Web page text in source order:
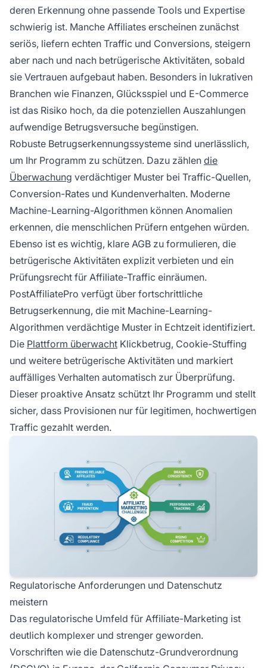
deren Erkennung ohne passende Tools und Expertise
schwierig ist. Manche Affiliates erscheinen zunächst
seriös, liefern echten Traffic und Conversions, steigern
aber nach und nach betrügerische Aktivitäten, sobald
sie Vertrauen aufgebaut haben. Besonders in lukrativen
Branchen wie Finanzen, Glücksspiel und E-Commerce
ist das Risiko hoch, da die potenziellen Auszahlungen
aufwendige Betrugsversuche begünstigen.
Robuste Betrugserkennungssysteme sind unerlässlich,
um Ihr Programm zu schützen. Dazu zählen die
Überwachung verdächtiger Muster bei Traffic-Quellen,
Conversion-Rates und Kundenverhalten. Moderne
Machine-Learning-Algorithmen können Anomalien
erkennen, die menschlichen Prüfern entgehen würden.
Ebenso ist es wichtig, klare AGB zu formulieren, die
betrügerische Aktivitäten explizit verbieten und ein
Prüfungsrecht für Affiliate-Traffic einräumen.
PostAffiliatePro verfügt über fortschrittliche
Betrugserkennung, die mit Machine-Learning-
Algorithmen verdächtige Muster in Echtzeit identifiziert.
Die Plattform überwacht Klickbetrug, Cookie-Stuffing
und weitere betrügerische Aktivitäten und markiert
auffälliges Verhalten automatisch zur Überprüfung.
Dieser proaktive Ansatz schützt Ihr Programm und stellt
sicher, dass Provisionen nur für legitimen, hochwertigen
Traffic gezahlt werden.
Regulatorische Anforderungen und Datenschutz
meistern
Das regulatorische Umfeld für Affiliate-Marketing ist
deutlich komplexer und strenger geworden.
Vorschriften wie die Datenschutz-Grundverordnung